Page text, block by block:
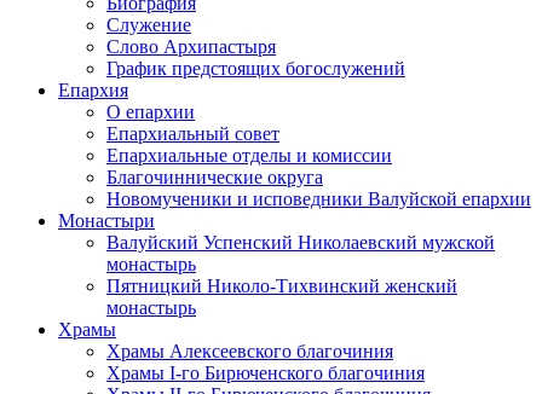
Служение
Слово Архипастыря
График предстоящих богослужений
Епархия
О епархии
Епархиальный совет
Епархиальные отделы и комиссии
Благочиннические округа
Новомученики и исповедники Валуйской епархии
Монастыри
Валуйский Успенский Николаевский мужской
монастырь
Пятницкий Николо-Тихвинский женский
монастырь
Храмы
Храмы Алексеевского благочиния
Храмы I-го Бирюченского благочиния